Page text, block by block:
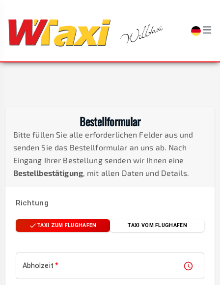
Bestellformular
Bitte füllen Sie alle erforderlichen Felder aus und
senden Sie das Bestellformular an uns ab. Nach
Eingang Ihrer Bestellung senden wir Ihnen eine
Bestellbestätigung, mit allen Daten und Details.
Richtung
TAXI ZUM FLUGHAFEN TAXI VOM FLUGHAFEN
Abholzeit *